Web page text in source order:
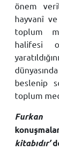
önem
hayvanî
toplum
halifesi
beslenip
toplum
kitabıdır’